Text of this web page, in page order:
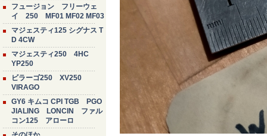
フュージョン フリーウェ
イ 250 MF01 MF02 MF03
マジェスティ125 シグナス T
D 4CW
マジェスティ250 4HC
YP250
ビラーゴ250 XV250
VIRAGO
GY6 キムコ CPI TGB PGO
JIALING LONCIN ファル
コン125 アローロ